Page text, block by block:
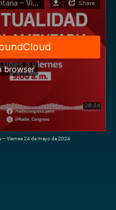
– Viernes 24 de mayo de 2024